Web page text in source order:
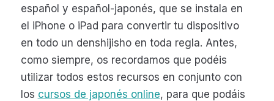
español y español-japonés, que se instala en
el iPhone o iPad para convertir tu dispositivo
en todo un denshijisho en toda regla. Antes,
como siempre, os recordamos que podéis
utilizar todos estos recursos en conjunto con
los cursos de japonés online, para que podáis